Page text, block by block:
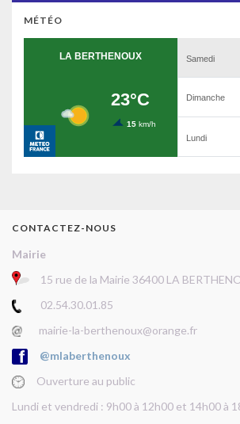
MÉTÉO
CONTACTEZ-NOUS
Mairie
15 rue de la Mairie 36400 LA
02.54.30.01.85
mairie-la-berthenoux@orange.fr
@mlaberthenoux
Ouverture au public
Lundi et vendredi : 9h00 à 12h00 et 14h00 à